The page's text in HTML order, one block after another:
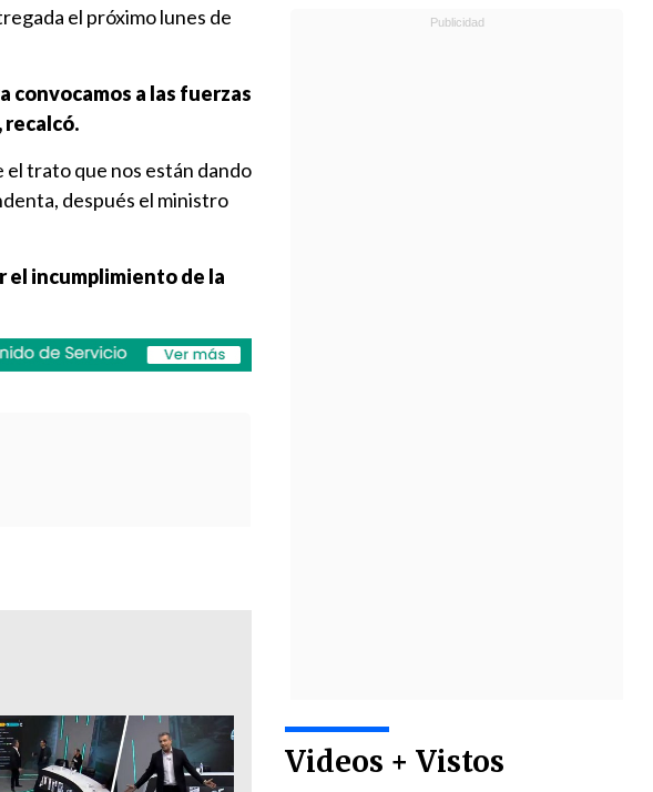
Videos + Vistos
el próximo lunes de
convocamos a las fuerzas
recalcó.
el trato que nos están dando
después el ministro
el incumplimiento de la